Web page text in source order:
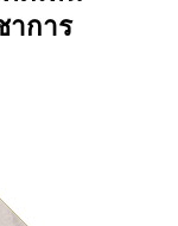
าการ